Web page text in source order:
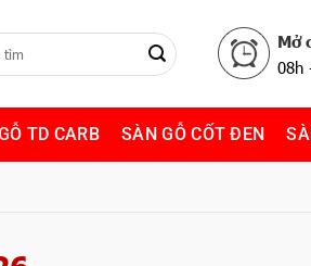
Mở
08h
TD CARB SÀN GỖ CỐT ĐEN